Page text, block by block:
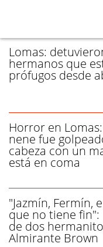
Lomas:
hermanos que
prófugos desde
Horror en
nene fue
cabeza con un
está en coma
"Jazmín, Fermín,
que no tiene fin":
de dos
Almirante Brown